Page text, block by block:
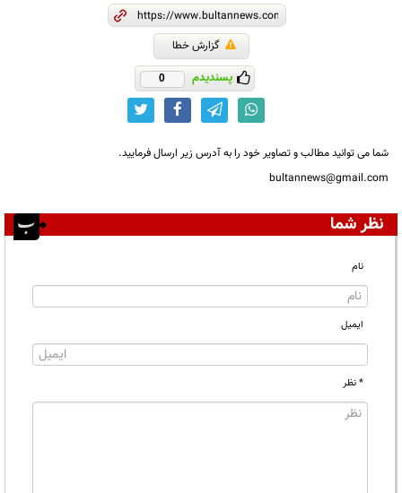
گزارش خطا
پسندیدم 0
شما می توانید مطالب و تصاویر خود را به آدرس زیر ارسال فرمایید.
bultannews@gmail.com
نظر شما
نام
ایمیل
* نظر